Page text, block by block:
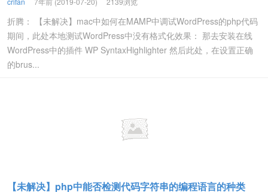
折腾： 【未解决】mac中如何在MAMP中调试WordPress的php代码
期间，此处本地测试WordPress中没有格式化效果： 那去安装在线
WordPress中的插件 WP SyntaxHighlighter 然后此处，在设置正确
的brus...
【未解决】php中能否检测代码字符串的编程语言的种类